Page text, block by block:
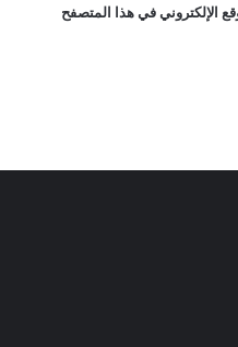
الإلكتروني في هذا المتصفح